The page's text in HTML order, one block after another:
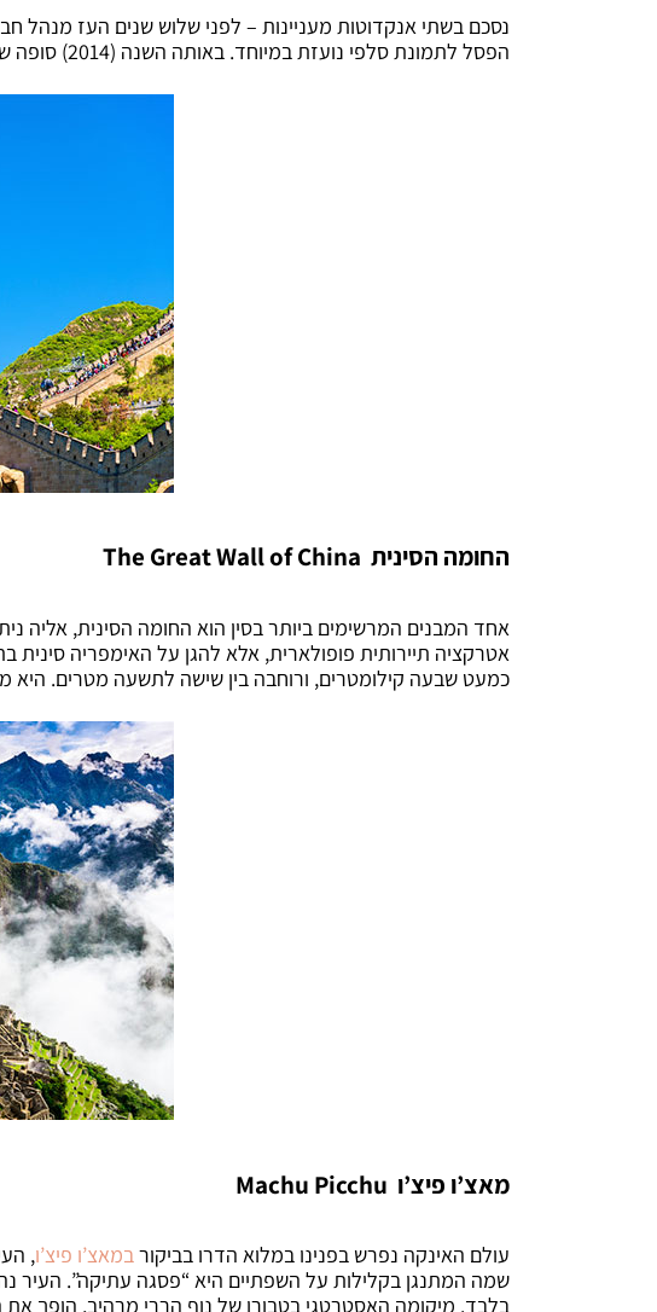
נסכם בשתי אנקדוטות מעניינות – לפני שלוש שנים העז מנהל
הפסל לתמונת סלפי נועזת במיוחד. באותה השנה (2014) סופה שהשתוללה במקום גרמה לאחת מאצבעותיו של ישו הכל יכול להישבר. צירוף מקרים? We don’t think so.
החומה הסינית The Great Wall of China
אחד המבנים המרשימים ביותר בסין הוא החומה הסינית, אליה
אטרקציה תיירותית פופולארית, אלא להגן על האימפריה סינית
כמעט שבעה קילומטרים, ורוחבה בין שישה לתשעה מטרים. היא
מאצ’ו פיצ’ו Machu Picchu
עולם האינקה נפרש בפנינו במלוא הדרו בביקורבמאצ’ו פיצ’ו
שמה המתנגן בקלילות על השפתיים היא “פסגה עתיקה”. העיר
בלבד. מיקומה האסטרטגי בטבורו של נוף הררי מרהיב, הופך את